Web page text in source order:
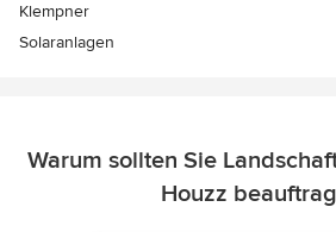
Klempner
Solaranlagen
Warum sollten Sie
Houzz